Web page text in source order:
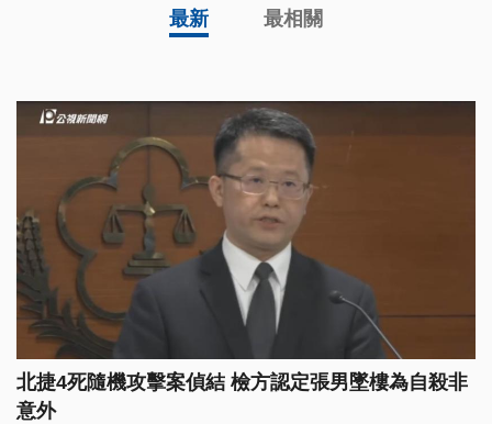
最新 最相關
北捷4死隨機攻擊案偵結 檢方認定張男墜樓為自殺非
意外